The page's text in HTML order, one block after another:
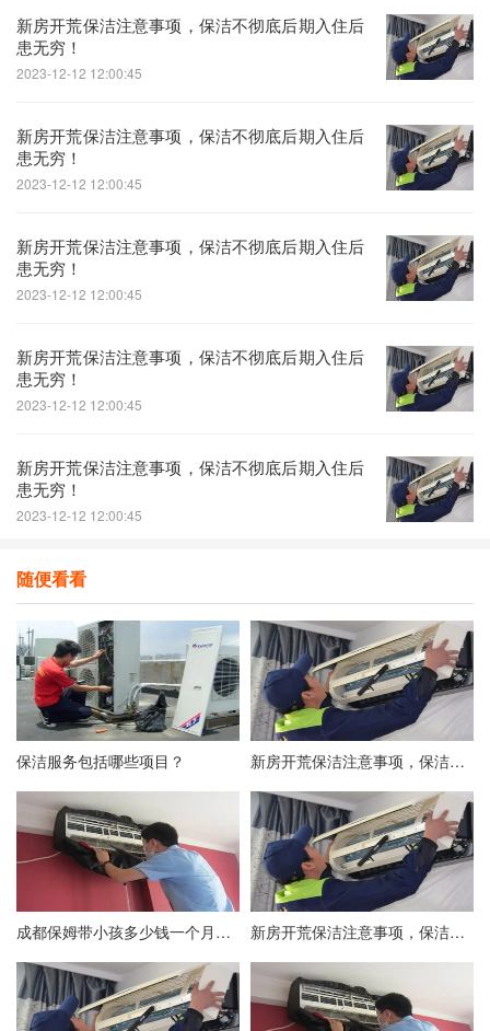
新房开荒保洁注意事项，保洁不彻底后期入住后
患无穷！
2023-12-12 12:00:45
新房开荒保洁注意事项，保洁不彻底后期入住后
患无穷！
2023-12-12 12:00:45
新房开荒保洁注意事项，保洁不彻底后期入住后
患无穷！
2023-12-12 12:00:45
新房开荒保洁注意事项，保洁不彻底后期入住后
患无穷！
2023-12-12 12:00:45
新房开荒保洁注意事项，保洁不彻底后期入住后
患无穷！
2023-12-12 12:00:45
随便看看
保洁服务包括哪些项目？ 新房开荒保洁注意事项，保洁不彻底后期入住后患无穷！
成都保姆带小孩多少钱一个月？附成都保姆价格表 新房开荒保洁注意事项，保洁不彻底后期入住后患无穷！